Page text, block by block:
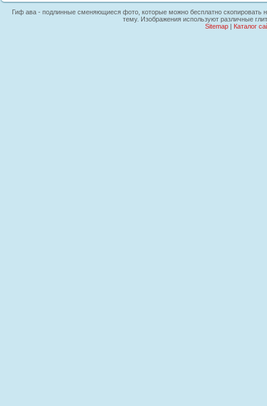
Гиф ава - подлинные сменяющиеся фото, которые можно бесплатно скопировать
тему. Изображения используют различные
Sitemap| Каталог